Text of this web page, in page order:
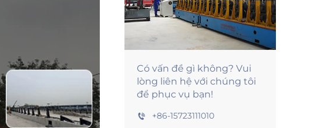
Có vấn đề gì không? Vui
lòng liên hệ với chúng tôi
để phục vụ bạn!
+86-15723111010